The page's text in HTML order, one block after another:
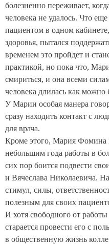
болезненно переживает,
человека не удалось. Что
пациентом в одном
здоровья, пытался
временем это пройдет и
практикой, но пока что,
смириться, и она всеми
человека длилась как можно
У Марии особая манера
сразу находить контакт с
для врача.
Кроме этого, Мария Фомина
небольшим года работы в
сих пор боится подвести
и Вячеслава Николаевича.
стимул, силы,
полезным для своих
И хотя свободного от
старается провести его с
в общественную жизнь